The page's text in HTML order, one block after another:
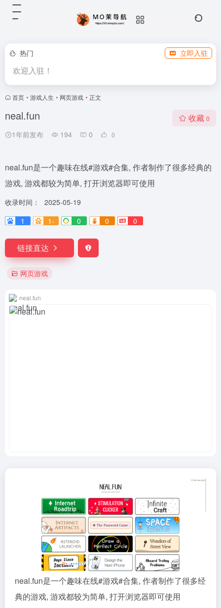
热门 立即入驻
欢迎入驻！
首页 • 游戏人生 • 网页游戏 • 正文
neal.fun
1年前发布 194 0 0
收藏 0
neal.fun是一个趣味在线#游戏#合集, 作者制作了很多经典的
游戏, 游戏都较为简单, 打开浏览器即可使用
收录时间：
2025-05-19
1
1- 0 0 0
链接直达
网页游戏
neal.fun
neal.fun是一个趣味在线#游戏#合集, 作者制作了很多经
典的游戏, 游戏都较为简单, 打开浏览器即可使用